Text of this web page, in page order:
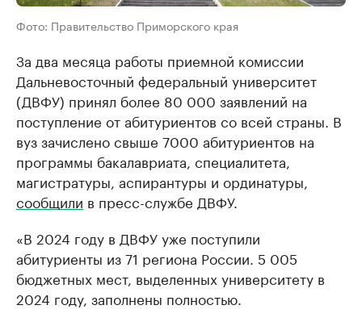
Фото: Правительство Приморского края
За два месяца работы приемной комиссии
Дальневосточный федеральный университет
(ДВФУ) принял более 80 000 заявлений на
поступление от абитуриентов со всей страны. В
вуз зачислено свыше 7000 абитуриентов на
программы бакалавриата, специалитета,
магистратуры, аспирантуры и ординатуры,
сообщили в пресс-службе ДВФУ.
«В 2024 году в ДВФУ уже поступили
абитуриенты из 71 региона России. 5 005
бюджетных мест, выделенных университету в
2024 году, заполнены полностью.